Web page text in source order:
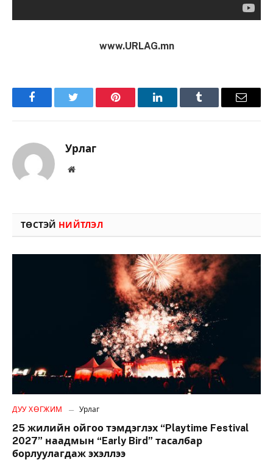
www.URLAG.mn
FacebookTwitter Pinterest LinkedInTumblr Имэйл
Урлаг
Вэбсайт
ТӨСТЭЙ НИЙТЛЭЛ
ДУУ ХӨГЖИМ Урлаг
25 жилийн ойгоо тэмдэглэх “Playtime Festival
2027” наадмын “Early Bird” тасалбар
борлуулагдаж эхэллээ